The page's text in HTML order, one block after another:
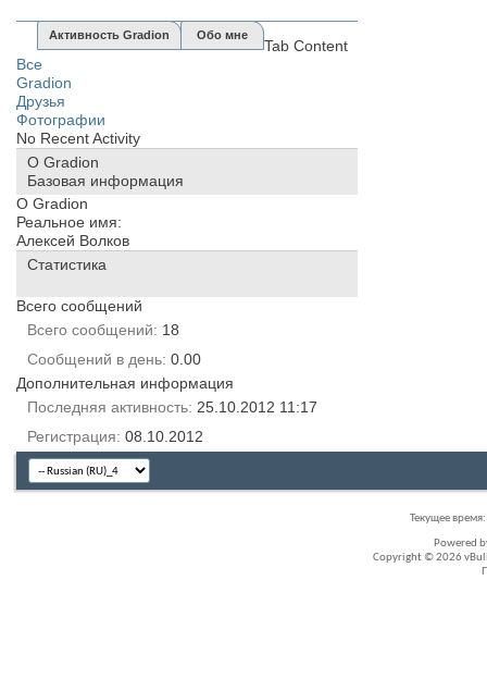
Активность Gradion Обо мне
Tab Content
Все
Gradion
Друзья
Фотографии
No Recent Activity
О Gradion
Базовая информация
О Gradion
Реальное имя:
Алексей Волков
Статистика
Всего сообщений
Всего сообщений
18
Сообщений в день 0.00
Дополнительная информация
Последняя активность 25.10.2012 11:17
Регистрация 08.10.2012
Текущее время:
Powered
Copyright © 2026